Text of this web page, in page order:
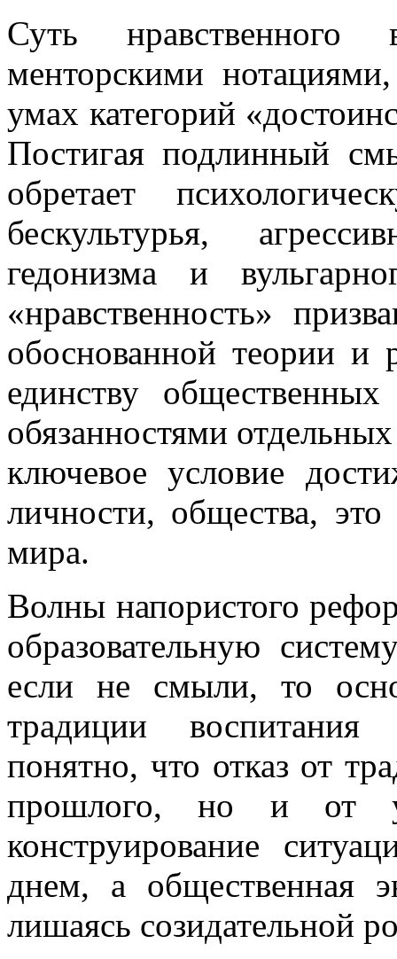
Суть
менторскими
умах категорий
Постигая подлинный
обретает
бескультурья,
гедонизма и
«нравственность»
обоснованной теории и
единству
обязанностями
ключевое условие
личности, общества,
мира.
Волны напористого
образовательную
если не смыли, то
традиции
понятно, что отказ от
прошлого, но и от
конструирование
днем, а общественная
лишаясь созидательной